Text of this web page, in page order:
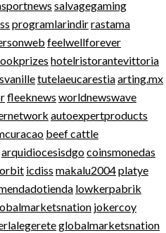
salvagegaming
programlarindirrastama
feelwellforever
hotelristorantevittoria
tutelaeucarestiaarting.mx
fleeknews worldnewswave
autoexpertproducts
beef cattle
arquidiocesisdgocoinsmonedas
icdiss makalu2004platye
lowkerpabrik
jokercoy
globalmarketsnation